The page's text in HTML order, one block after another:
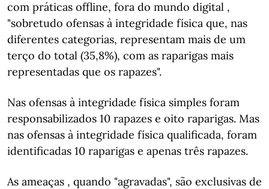
com práticas offline, fora do mundo digital ,
"sobretudo ofensas à integridade física que, nas
diferentes categorias, representam mais de um
terço do total (35,8%), com as raparigas mais
representadas que os rapazes".
Nas ofensas à integridade física simples foram
responsabilizados 10 rapazes e oito raparigas. Mas
nas ofensas à integridade física qualificada, foram
identificadas 10 raparigas e apenas três rapazes.
As ameaças , quando "agravadas", são exclusivas de